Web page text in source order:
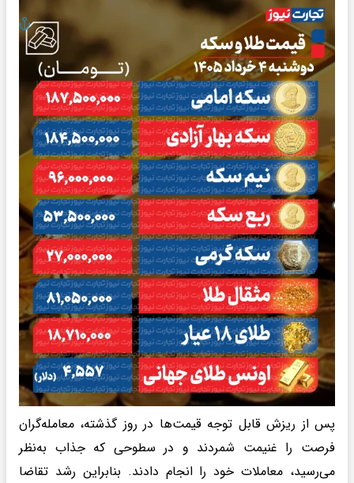
پس از ریزش قابل توجه قیمت‌ها در روز گذشته، معامله‌گران
فرصت را غنیمت شمردند و در سطوحی که جذاب به‌نظر
‌می‌رسید، معاملات خود را انجام دادند. بنابراین رشد تقاضا